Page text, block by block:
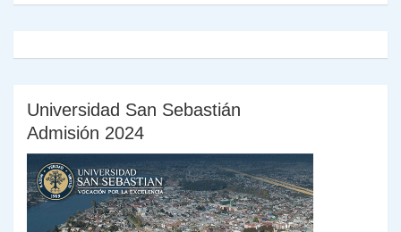
Universidad San Sebastián
Admisión 2024